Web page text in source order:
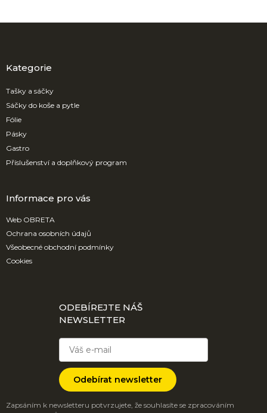
aKategorie
Tašky a sáčky
Sáčky do koše a pytle
Fólie
Pásky
Gastro
Příslušenství a doplňkový program
Informace pro vás
Web OBRETA
Ochrana osobních údajů
Všeobecné obchodní podmínky
Cookies
ODEBÍREJTE NÁŠ
NEWSLETTER
Odebírat newsletter
Zapsáním k newsletteru potvrzujete, že souhlasíte se zpracováním